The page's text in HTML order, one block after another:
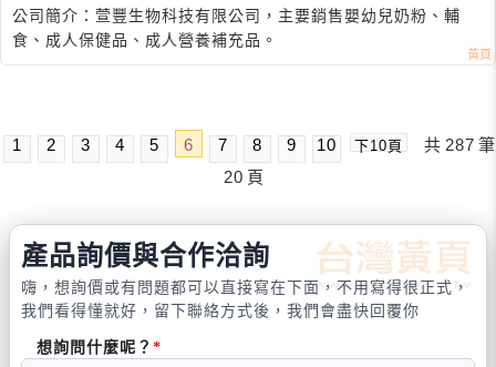
公司簡介：萱豐生物科技有限公司，主要銷售嬰幼兒奶粉、輔
食、成人保健品、成人營養補充品。
1 2 3 4 5 6 7 8 9 10 下10頁 共 287 筆
20 頁
產品詢價與合作洽詢
嗨，想詢價或有問題都可以直接寫在下面，不用寫得很正式，
我們看得懂就好，留下聯絡方式後，我們會盡快回覆你
想詢問什麼呢？